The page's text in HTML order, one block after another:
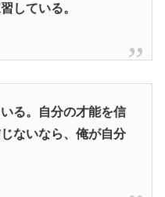
している。
る。自分の才能を信
ないなら、俺が自分